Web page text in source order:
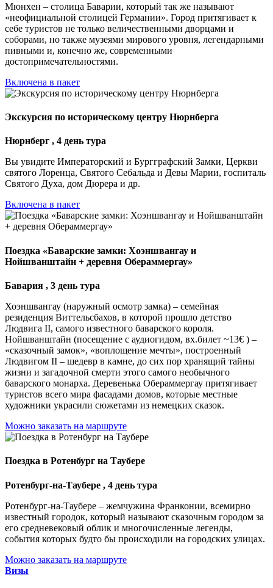
Мюнхен – столица Баварии, который так же называют
«неофициальной столицей Германии». Город притягивает к
себе туристов не только величественными дворцами и
соборами, но также музеями мирового уровня, легендарными
пивными и, конечно же, современными
достопримечательностями.
Включена в пакет
Экскурсия по историческому центру Нюрнберга
Нюрнберг , 4 день тура
Вы увидите Императорский и Бургграфский Замки, Церкви
святого Лоренца, Святого Себальда и Девы Марии, госпиталь
Святого Духа, дом Дюрера и др.
Включена в пакет
Поездка «Баварские замки: Хоэншвангау и
Нойшванштайн + деревня Обераммергау»
Бавария , 3 день тура
Хоэншвангау (наружный осмотр замка) – семейная
резиденция Виттельсбахов, в которой прошло детство
Людвига II, самого известного баварского короля.
Нойшванштайн (посещение с аудиогидом, вх.билет ~13€ ) –
«сказочный замок», «воплощение мечты», построенный
Людвигом II – шедевр в камне, до сих пор хранящий тайны
жизни и загадочной смерти этого самого необычного
баварского монарха. Деревенька Обераммергау притягивает
туристов всего мира фасадами домов, которые местные
художники украсили сюжетами из немецких сказок.
Можно заказать на маршруте
Поездка в Ротенбург на Таубере
Ротенбург-на-Таубере , 4 день тура
Ротенбург-на-Таубере – жемчужина Франконии, всемирно
известный городок, который называют сказочным городом за
его средневековый облик и многочисленные легенды,
события которых будто бы происходили на городских улицах.
Можно заказать на маршруте
Визы